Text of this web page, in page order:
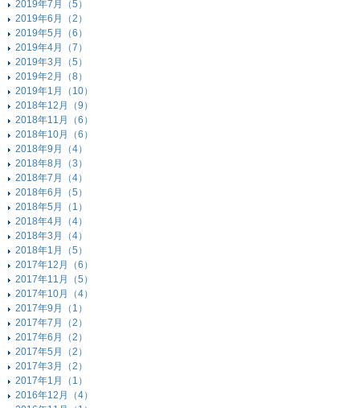
2019年7月（5）
2019年6月（2）
2019年5月（6）
2019年4月（7）
2019年3月（5）
2019年2月（8）
2019年1月（10）
2018年12月（9）
2018年11月（6）
2018年10月（6）
2018年9月（4）
2018年8月（3）
2018年7月（4）
2018年6月（5）
2018年5月（1）
2018年4月（4）
2018年3月（4）
2018年1月（5）
2017年12月（6）
2017年11月（5）
2017年10月（4）
2017年9月（1）
2017年7月（2）
2017年6月（2）
2017年5月（2）
2017年3月（2）
2017年1月（1）
2016年12月（4）